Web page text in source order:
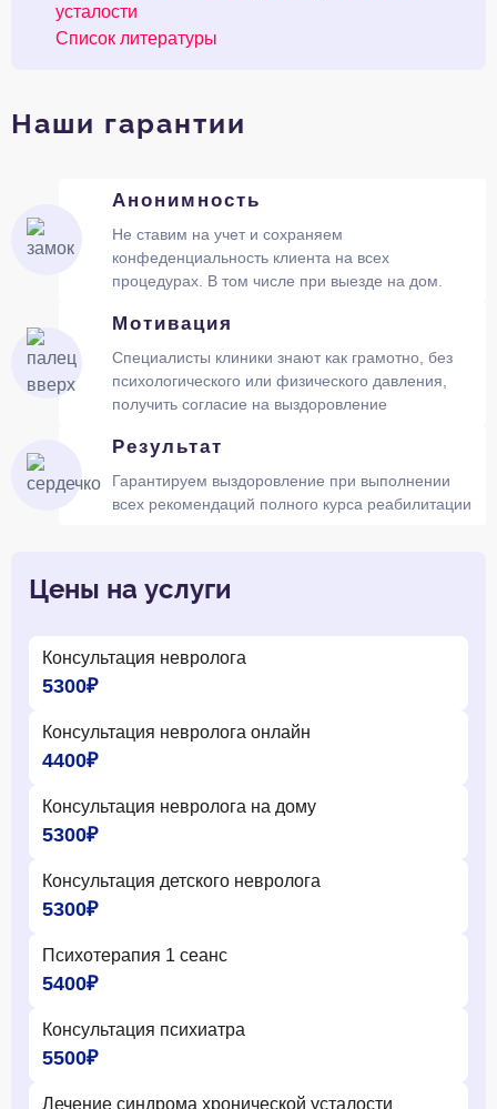
усталости
Список литературы
Наши гарантии
Анонимность
Не ставим на учет и сохраняем
конфеденциальность клиента на всех
процедурах. В том числе при выезде на дом.
Мотивация
Специалисты клиники знают как грамотно, без
психологического или физического давления,
получить согласие на выздоровление
Результат
Гарантируем выздоровление при выполнении
всех рекомендаций полного курса реабилитации
Цены на услуги
Консультация невролога
5300₽
Консультация невролога онлайн
4400₽
Консультация невролога на дому
5300₽
Консультация детского невролога
5300₽
Психотерапия 1 сеанс
5400₽
Консультация психиатра
5500₽
Лечение синдрома хронической усталости